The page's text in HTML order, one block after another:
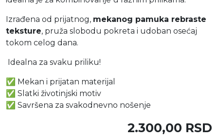
Izrađena od prijatnog, mekanog pamuka rebraste
teksture, pruža slobodu pokreta i udoban osećaj
tokom celog dana.
Idealna za svaku priliku!
✅ Mekan i prijatan materijal
✅ Slatki životinjski motiv
✅ Savršena za svakodnevno nošenje
2.300,00 RSD